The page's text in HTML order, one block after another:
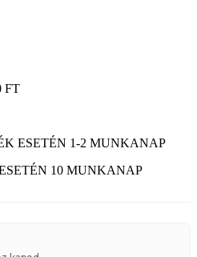
FT
ESETÉN 1-2 MUNKANAP
10 MUNKANAP